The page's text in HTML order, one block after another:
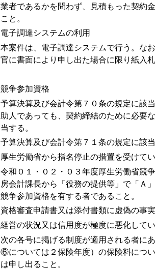
業者であるかを問わず、見積もった契約
こと。
電子調達システムの利用
本案件は、電子調達システムで行う。な
官に書面により申し出た場合に限り紙入
競争参加資格
予算決算及び会計令第７０条の規定に該
助人であっても、契約締結のために必要
当する。
予算決算及び会計令第７１条の規定に該
厚生労働省から指名停止の措置を受けて
令和０１・０２・０３年度厚生労働省競
房会計課長から「役務の提供等」で「Ａ
競争参加資格を有する者であること。
資格審査申請書又は添付書類に虚偽の事
経営の状況又は信用度が極度に悪化して
次の各号に掲げる制度が適用される者に
⑥については２保険年度）の保険料につ
は申し出ること。